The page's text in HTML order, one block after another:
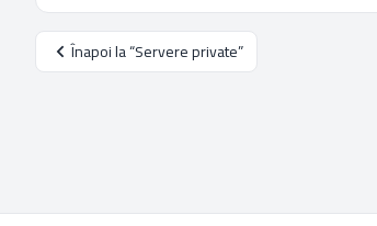
Înapoi la “Servere private”